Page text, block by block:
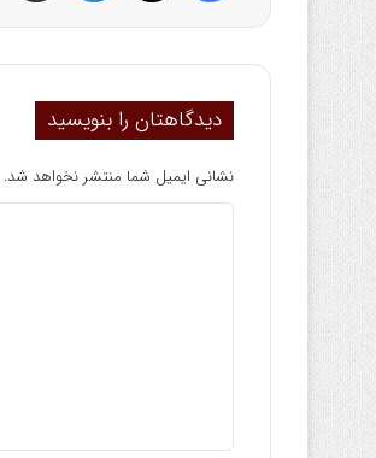
دیدگاهتان را بنویسید
نشانی ایمیل شما منتشر نخواهد شد.